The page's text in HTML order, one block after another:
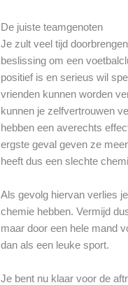
De juiste teamgenoten
Je zult veel tijd
beslissing om een
positief is en serieus wil
vrienden kunnen worden
kunnen je zelfvertrouwen
hebben een averechts
ergste geval geven ze
heeft dus een slechte
Als gevolg hiervan verlies
chemie hebben. Vermijd
maar door een hele mand
dan als een leuke sport.
Je bent nu klaar voor de